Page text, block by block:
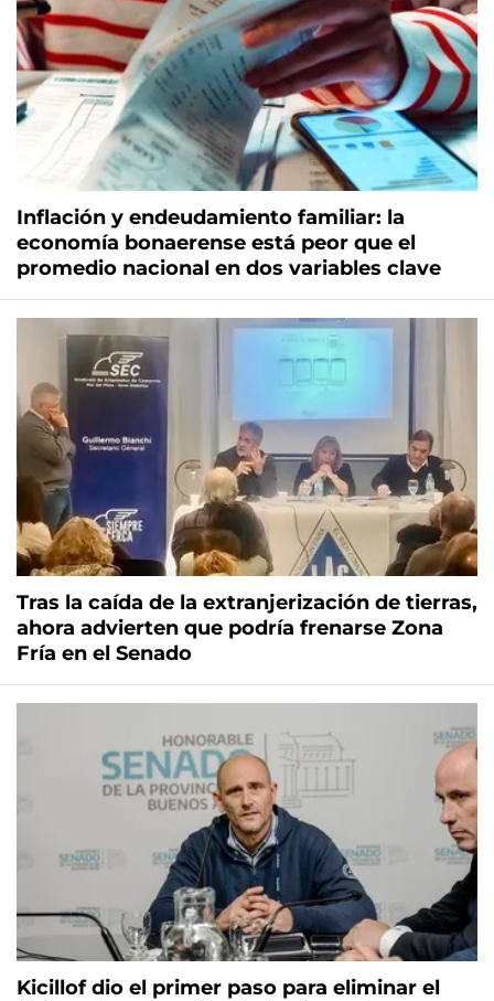
Inflación y endeudamiento familiar: la
economía bonaerense está peor que el
promedio nacional en dos variables clave
Tras la caída de la extranjerización de tierras,
ahora advierten que podría frenarse Zona
Fría en el Senado
Kicillof dio el primer paso para eliminar el